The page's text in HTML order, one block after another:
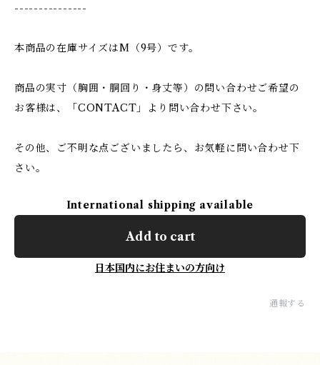
---------------
本商品の在庫サイズはM（9号）です。
商品の実寸（胸囲・胴回り・身丈等）の問い合わせご希望の
お客様は、「CONTACT」より問い合わせ下さい。
その他、ご不明な点ございましたら、お気軽に問い合わせ下
さい。
International shipping available
Add to cart
日本国内にお住まいの方向け
通報する